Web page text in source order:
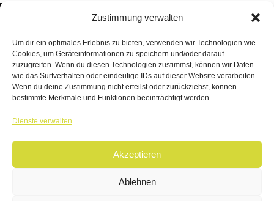
Zustimmung verwalten
Um dir ein optimales Erlebnis zu bieten, verwenden wir Technologien wie
Cookies, um Geräteinformationen zu speichern und/oder darauf
zuzugreifen. Wenn du diesen Technologien zustimmst, können wir Daten
wie das Surfverhalten oder eindeutige IDs auf dieser Website verarbeiten.
Wenn du deine Zustimmung nicht erteilst oder zurückziehst, können
bestimmte Merkmale und Funktionen beeinträchtigt werden.
Dienste verwalten
Akzeptieren
Ablehnen
© 2026 | TANZWERK
DATENSCHUTZ